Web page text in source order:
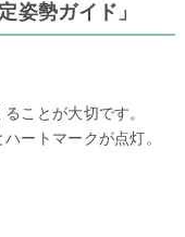
姿勢ガイド」
ことが大切です。
ートマークが点灯。